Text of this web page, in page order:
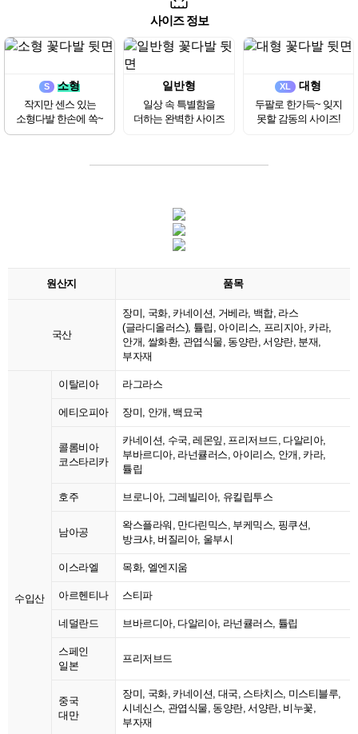
사이즈 정보
S 소형
작지만 센스 있는
소형다발 한손에 쏙~
일반형
일상 속 특별함을
더하는 완벽한 사이즈
XL 대형
두팔로 한가득~ 잊지
못할 감동의 사이즈!
원산지 품목
국산
장미, 국화, 카네이션, 거베라, 백합, 라스
(글라디올러스), 튤립, 아이리스, 프리지아, 카라,
안개, 쌀화환, 관엽식물, 동양란, 서양란, 분재,
부자재
수입산
이탈리아 라그라스
에티오피아 장미, 안개, 백묘국
콜롬비아
코스타리카
카네이션, 수국, 레몬잎, 프리저브드, 다알리아,
부바르디아, 라넌큘러스, 아이리스, 안개, 카라,
튤립
호주 브로니아, 그레빌리아, 유킬립투스
남아공
왁스플라워, 만다린믹스, 부케믹스, 핑쿠션,
방크샤, 버질리아, 울부시
이스라엘 목화, 엘엔지움
아르헨티나 스티파
네덜란드 브바르디아, 다알리아, 라넌큘러스, 튤립
스페인
일본
프리저브드
중국
대만
장미, 국화, 카네이션, 대국, 스타치스, 미스티블루,
시네신스, 관엽식물, 동양란, 서양란, 비누꽃,
부자재